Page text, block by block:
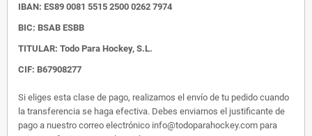
IBAN: ES89 0081 5515 2500 0262 7974
BIC: BSAB ESBB
TITULAR: Todo Para Hockey, S.L.
CIF: B67908277
Si eliges esta clase de pago, realizamos el envío de tu pedido cuando
la transferencia se haga efectiva. Debes enviarnos el justificante de
pago a nuestro correo electrónico info@todoparahockey.com para